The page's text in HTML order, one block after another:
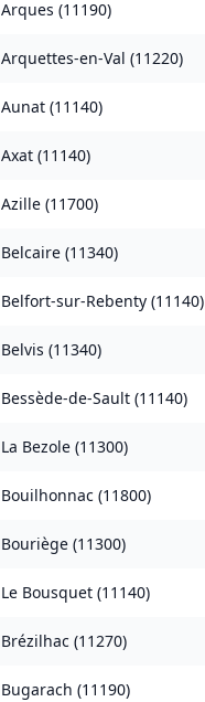
Arques (11190)
Arquettes-en-Val (11220)
Aunat (11140)
Axat (11140)
Azille (11700)
Belcaire (11340)
Belfort-sur-Rebenty (11140)
Belvis (11340)
Bessède-de-Sault (11140)
La Bezole (11300)
Bouilhonnac (11800)
Bouriège (11300)
Le Bousquet (11140)
Brézilhac (11270)
Bugarach (11190)